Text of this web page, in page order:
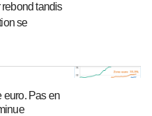
tandis
se
euro. Pas en